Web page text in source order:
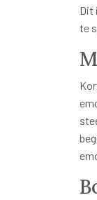
Dit
te